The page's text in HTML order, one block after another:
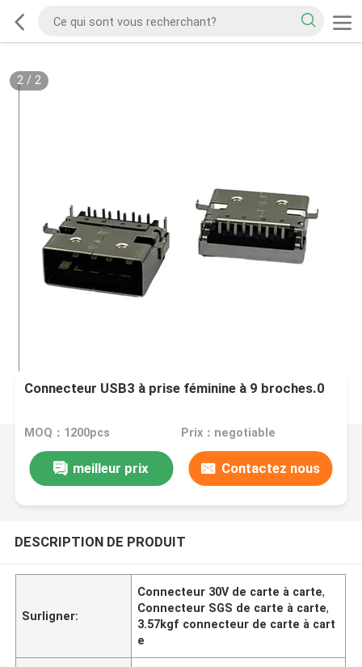
2/ 2
Connecteur USB3 à prise féminine à 9 broches.0
MOQ：1200pcs Prix：negotiable
meilleur prix Contactez nous
DESCRIPTION DE PRODUIT
Surligner:
Connecteur 30V de carte à carte,
Connecteur SGS de carte à carte,
3.57kgf connecteur de carte à cart
e